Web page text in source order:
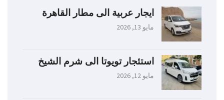
ايجار عربية الى مطار القاهرة
مايو 13, 2026
استئجار تويوتا الى شرم الشيخ
مايو 12, 2026